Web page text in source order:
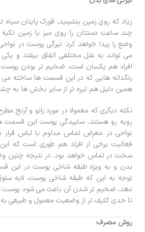
زیاد که روی زمین بنشینید، قوزک پایتان
چند ساعت دستتان را روی میز یا زمین
وضع را پیدا خواهد کرد. تیرگی پوست در نواحی
می تواند به علل مختلفی اتفاق بیفتد و یکی
افراد هم یکسان است، ضخیم تر بودن پوست
رنگدانه هایی که در این قسمت ها ساخته
همین دلیل هم تیره تر از سایر بخش ها به
نکته دیگری که معمولا در مورد زانو و آرنج
روبه رو هستند، ساییدگی پوست این
نواحی در معرض تماس مداوم با لباس قرار
فعالیت برخی از افراد هم طوری است که
سخت در تماس خواهد بود. در نتیجه
بدن و به ویژه طبقه شاخی پوست در این
توجه به این که طبقه شاخی پوست، لایه
دهد، ضخیم تر شدن آن باعث می شود پوست
تا حدی کثیف تر از وضعیت معمول و طبیعی
روش مصرف: